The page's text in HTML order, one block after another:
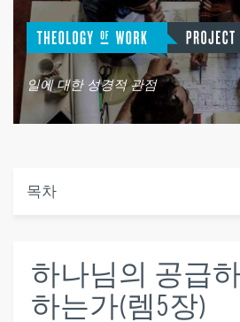
일에 대한 성경적 관점
목차
하나님의 공급
하는가(렘5장)